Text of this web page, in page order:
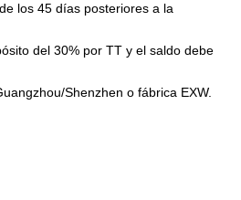
los 45 días posteriores a la
del 30% por TT y el saldo debe
Shenzhen o fábrica EXW.